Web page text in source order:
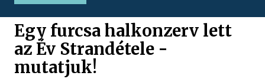
Egy furcsa halkonzerv lett
az Év Strandétele -
mutatjuk!